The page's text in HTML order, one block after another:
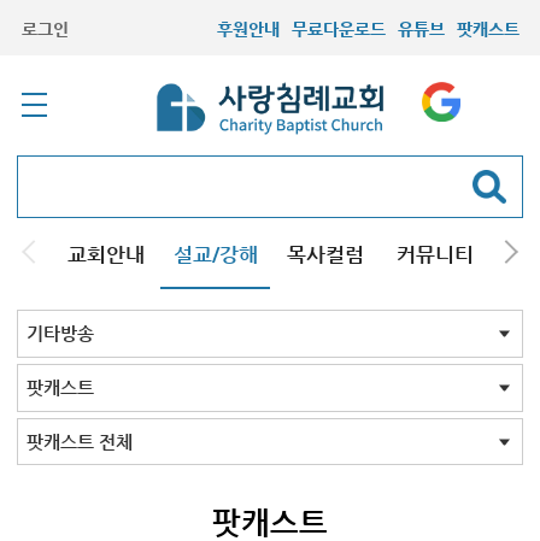
로그인 후원안내 무료다운로드 유튜브 팟캐스트
교회안내 설교/강해 목사컬럼 커뮤니티 기
주일설교
성경강해
시리즈설교
기타방송
기타방송 전체
정수영 교회사
간증
성경낭독
시사
스피치
특별강사
팟캐스트
형제설교
특별방송
김용삼 근현대사
함재봉 근현대사
팟캐스트 전체
팟캐스트